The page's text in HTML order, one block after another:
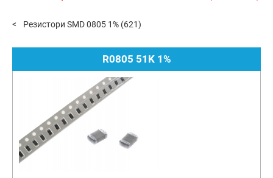
Резистори SMD 0805 1% (621)
R0805 51K 1%